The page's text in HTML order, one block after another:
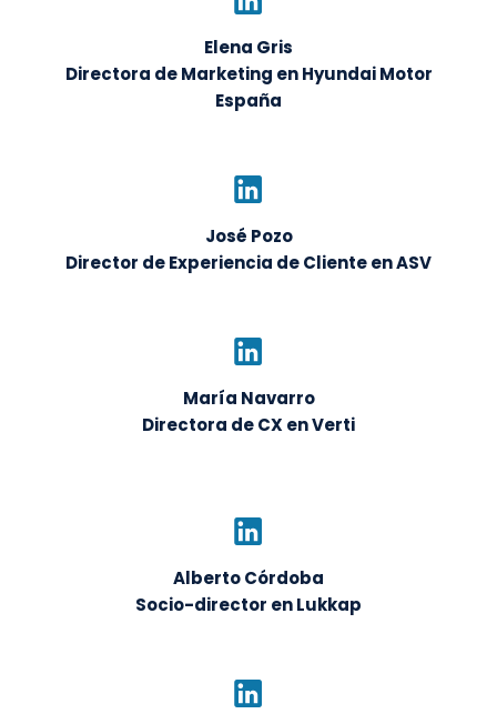
Elena Gris
Directora de Marketing en Hyundai Motor
España
José Pozo
Director de Experiencia de Cliente en ASV
María Navarro
Directora de CX en Verti
Alberto Córdoba
Socio-director en Lukkap